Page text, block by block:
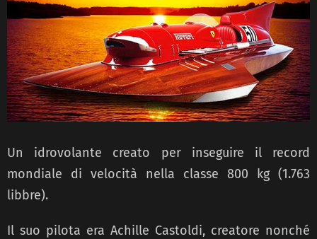
Un idrovolante creato per inseguire il record
mondiale di velocità nella classe 800 kg (1.763
libbre).
Il suo pilota era Achille Castoldi, creatore nonché